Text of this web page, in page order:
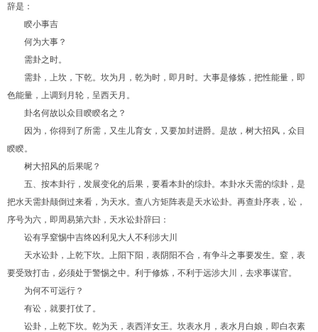
辞是：
睽小事吉
何为大事？
需卦之时。
需卦，上坎，下乾。坎为月，乾为时，即月时。大事是修炼，把性能量，即
色能量，上调到月轮，呈西天月。
卦名何故以众目睽睽名之？
因为，你得到了所需，又生儿育女，又要加封进爵。是故，树大招风，众目
睽睽。
树大招风的后果呢？
五、按本卦行，发展变化的后果，要看本卦的综卦。本卦水天需的综卦，是
把水天需卦颠倒过来看，为天水。查八方矩阵表是天水讼卦。再查卦序表，讼，
序号为六，即周易第六卦，天水讼卦辞曰：
讼有孚窒惕中吉终凶利见大人不利涉大川
天水讼卦，上乾下坎。上阳下阳，表阴阳不合，有争斗之事要发生。窒，表
要受致打击，必须处于警惕之中。利于修炼，不利于远涉大川，去求事谋官。
为何不可远行？
有讼，就要打仗了。
讼卦，上乾下坎。乾为天，表西洋女王。坎表水月，表水月白娘，即白衣素